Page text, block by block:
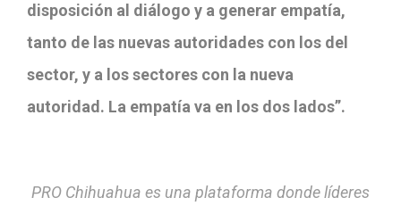
disposición al diálogo y a generar empatía,
tanto de las nuevas autoridades con los del
sector, y a los sectores con la nueva
autoridad. La empatía va en los dos lados”.
PRO Chihuahua es una plataforma donde líderes